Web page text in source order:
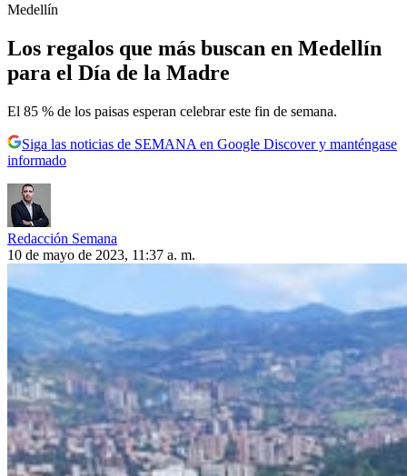
Medellín
Los regalos que más buscan en Medellín
para el Día de la Madre
El 85 % de los paisas esperan celebrar este fin de semana.
Siga las noticias de SEMANA en Google Discover y manténgase
informado
Redacción Semana
10 de mayo de 2023, 11:37 a. m.